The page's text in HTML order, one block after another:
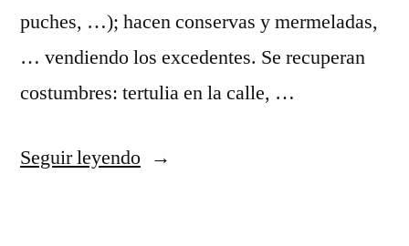
puches, …); hacen conservas y mermeladas,
… vendiendo los excedentes. Se recuperan
costumbres: tertulia en la calle, …
Seguir leyendo«El